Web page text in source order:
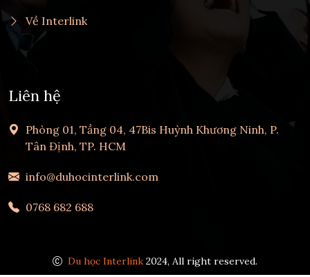
Về Interlink
Liên hệ
Phòng 01, Tầng 04, 47Bis Huỳnh Khương Ninh, P.
Tân Định, TP. HCM
info@duhocinterlink.com
0768 682 688
Du học Interlink 2024, All right reserved.